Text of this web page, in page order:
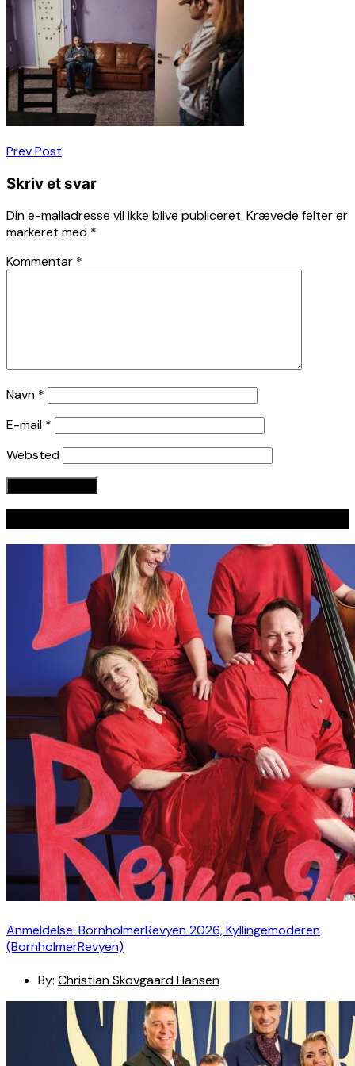
Indlægsnavigation
Prev Post
Skriv et svar
Din e-mailadresse vil ikke blive publiceret. Krævede felter er
markeret med *
Kommentar *
Navn *
E-mail *
Websted
Anmeldelse: BornholmerRevyen 2026, Kyllingemoderen
(BornholmerRevyen)
By: Christian Skovgaard Hansen